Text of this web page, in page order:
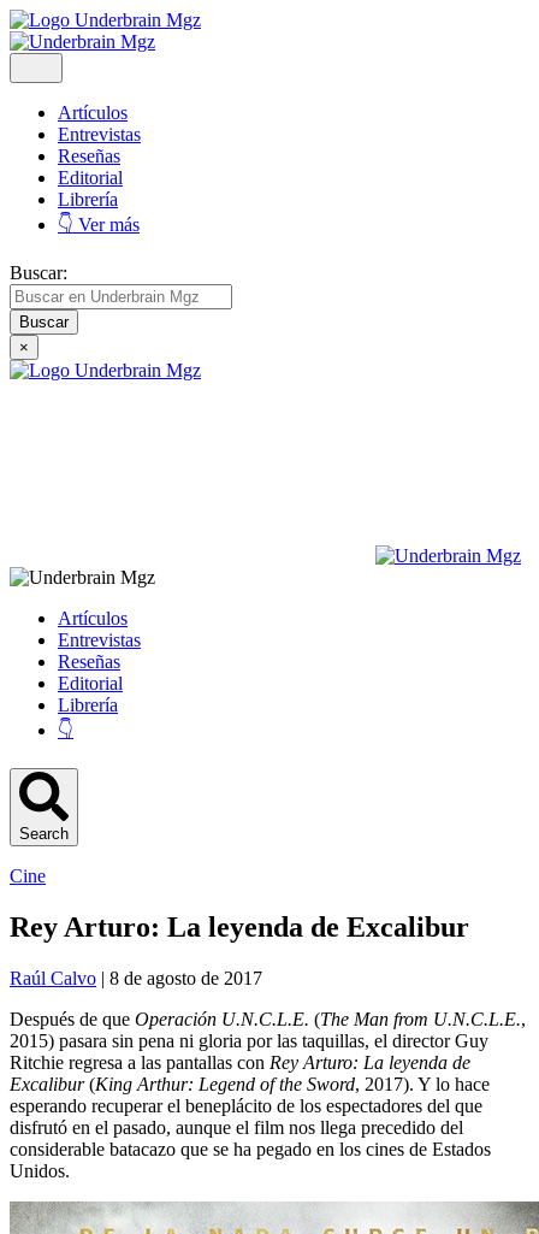
Artículos
Entrevistas
Reseñas
Editorial
Librería
👇 Ver más
Buscar:
×
Artículos
Entrevistas
Reseñas
Editorial
Librería
👇
Search
Cine
Rey Arturo: La leyenda de Excalibur
Raúl Calvo | 8 de agosto de 2017
Después de que Operación U.N.C.L.E. (The Man from U.N.C.L.E.,
2015) pasara sin pena ni gloria por las taquillas, el director Guy
Ritchie regresa a las pantallas con Rey Arturo: La leyenda de
Excalibur(King Arthur: Legend of the Sword, 2017). Y lo hace
esperando recuperar el beneplácito de los espectadores del que
disfrutó en el pasado, aunque el film nos llega precedido del
considerable batacazo que se ha pegado en los cines de Estados
Unidos.